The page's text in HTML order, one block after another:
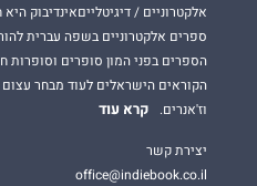
אלקטרוניים / דיגיטלייםאינדיבוק
ספרים אלקטרוניים בשפה עברית
הספרים בפני המון סופרים
הקוראים הישראלים לעוד מבחר
וז'אנרים.
קרא עוד
יצירת קשר
office@indiebook.co.il